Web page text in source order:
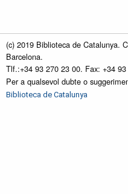
(c) 2019 Biblioteca de Catalunya.
Barcelona.
Tlf.:+34 93 270 23 00. Fax: +34
Per a qualsevol dubte o
Biblioteca de Catalunya